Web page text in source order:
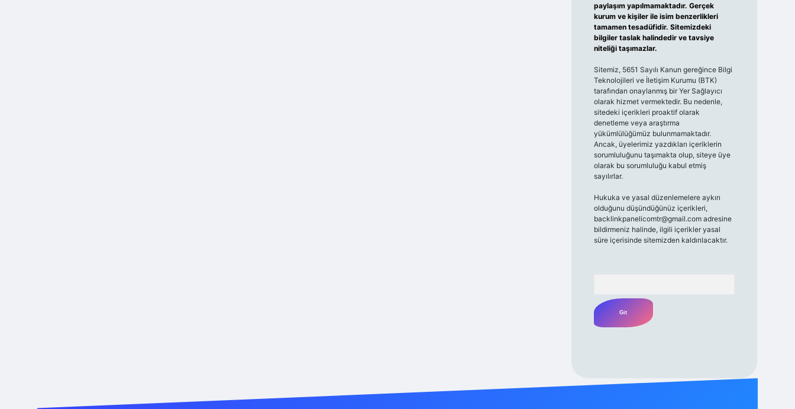
paylaşım yapılmamaktadır. Gerçek
kurum ve kişiler ile isim benzerlikleri
tamamen tesadüfidir. Sitemizdeki
bilgiler taslak halindedir ve tavsiye
niteliği taşımazlar.
Sitemiz, 5651 Sayılı Kanun gereğince Bilgi
Teknolojileri ve İletişim Kurumu (BTK)
tarafından onaylanmış bir Yer Sağlayıcı
olarak hizmet vermektedir. Bu nedenle,
sitedeki içerikleri proaktif olarak
denetleme veya araştırma
yükümlülüğümüz bulunmamaktadır.
Ancak, üyelerimiz yazdıkları içeriklerin
sorumluluğunu taşımakta olup, siteye üye
olarak bu sorumluluğu kabul etmiş
sayılırlar.
Hukuka ve yasal düzenlemelere aykırı
olduğunu düşündüğünüz içerikleri,
backlinkpanelicomtr@gmail.comadresine
bildirmeniz halinde, ilgili içerikler yasal
süre içerisinde sitemizden kaldırılacaktır.